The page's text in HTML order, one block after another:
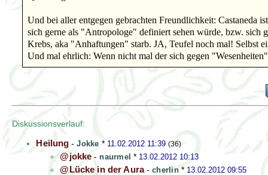
Und bei aller entgegen gebrachten Freundlichkeit: Castaneda
sich gerne als "Antropologe" definiert sehen würde, bzw. sich
Krebs, aka "Anhaftungen" starb. JA, Teufel noch mal! Selbst
Und mal ehrlich: Wenn nicht mal der sich gegen
Diskussionsverlauf:
Heilung -Jokke* 11.02.2012 11:39 (36)
@jokke-naurmel * 13.02.2012 10:13
@Lücke in der Aura-cherlin* 13.02.2012 09:55